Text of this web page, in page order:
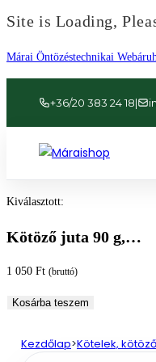
Site is Loading,
Ugrás
a
tartalomhoz
Márai Öntözéstechnikai
+36/20 383 24 18|
Kiválasztott:
Kötöző juta 90 g,…
1 050 Ft (bruttó)
Kötöző
Kosárba teszem
Kezdőlap>Kötelek,